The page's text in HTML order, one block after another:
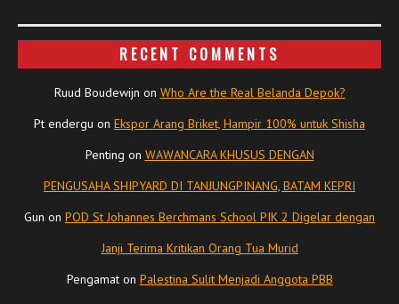
RECENT COMMENTS
Ruud Boudewijn on Who Are the Real Belanda Depok?
Pt endergu on Ekspor Arang Briket, Hampir 100% untuk Shisha
Penting on WAWANCARA KHUSUS DENGAN
PENGUSAHA SHIPYARD DI TANJUNGPINANG, BATAM KEPRI
Gun on POD St Johannes Berchmans School PIK 2 Digelar dengan
Janji Terima Kritikan Orang Tua Murid
Pengamaton Palestina Sulit Menjadi Anggota PBB